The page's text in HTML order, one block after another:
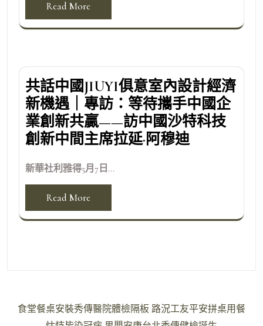
Read More
共話中國JIUYI俱意室內設計經濟
新機遇｜專訪：等待攜手中國企
業創新共贏——訪中國沙特科技
創新中間主席拉延·阿穆迪
新華社利雅得5月7日...
Read More
文食堂餐桌安裝秀傳醫院體檢隔板 路況工友平安拼桌用餐